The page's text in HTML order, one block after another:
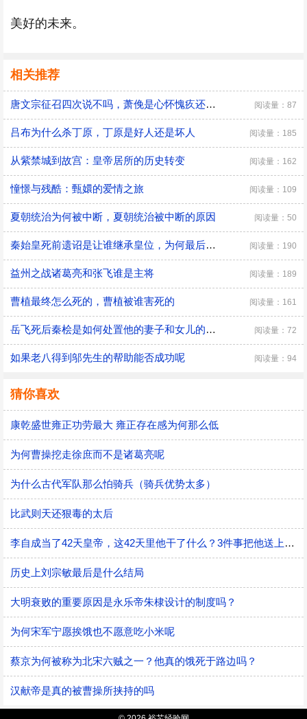
美好的未来。
相关推荐
唐文宗征召四次说不吗，萧俛是心怀愧疚还是居功自傲 阅读量：87
吕布为什么杀丁原，丁原是好人还是坏人 阅读量：185
从紫禁城到故宫：皇帝居所的历史转变 阅读量：162
憧憬与残酷：甄嬛的爱情之旅 阅读量：109
夏朝统治为何被中断，夏朝统治被中断的原因 阅读量：50
秦始皇死前遗诏是让谁继承皇位，为何最后是胡亥继位 阅读量：190
益州之战诸葛亮和张飞谁是主将 阅读量：189
曹植最终怎么死的，曹植被谁害死的 阅读量：161
​岳飞死后秦桧是如何处置他的妻子和女儿的，秦桧怎么处置岳飞家人的 阅读量：72
如果老八得到邬先生的帮助能否成功呢 阅读量：94
猜你喜欢
康乾盛世雍正功劳最大 雍正存在感为何那么低
为何曹操挖走徐庶而不是诸葛亮呢
为什么古代军队那么怕骑兵（骑兵优势太多）
比武则天还狠毒的太后
李自成当了42天皇帝，这42天里他干了什么？3件事把他送上绝路
历史上刘宗敏最后是什么结局
大明衰败的重要原因是永乐帝朱棣设计的制度吗？
为何宋军宁愿挨饿也不愿意吃小米呢
蔡京为何被称为北宋六贼之一？他真的饿死于路边吗？
汉献帝是真的被曹操所挟持的吗